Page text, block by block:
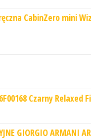
CabinZero mini
Czarny Relaxed
GIORGIO ARMANI